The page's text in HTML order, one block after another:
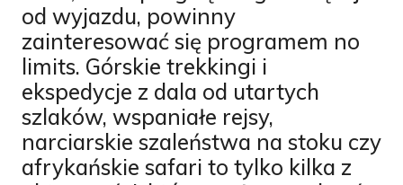
od wyjazdu, powinny
zainteresować się programem no
limits. Górskie trekkingi i
ekspedycje z dala od utartych
szlaków, wspaniałe rejsy,
narciarskie szaleństwa na stoku czy
afrykańskie safari to tylko kilka z